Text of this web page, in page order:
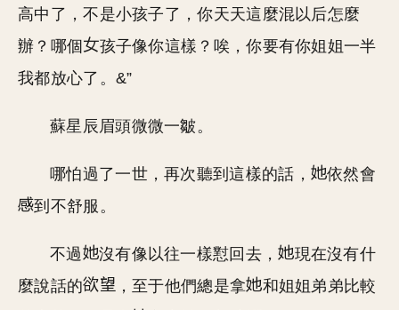
高中了，不是小孩子了，你天天這麼混以后怎麼
辦？哪個
孩子像你這樣？唉，你要有你姐姐一半
我都放心了。&”
蘇星辰眉頭微微一皺。
哪怕過了一世，再次聽到這樣的話，
依然會
到不舒服。
不過 沒有像以往一樣懟回去，
現在沒有什
麼說話的
，至于他們總是拿
和姐姐弟弟比較